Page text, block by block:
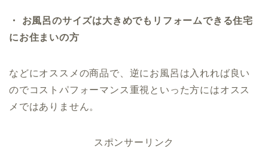
・ お風呂のサイズは大きめでもリフォームできる住宅
にお住まいの方
などにオススメの商品で、逆にお風呂は入れれば良い
のでコストパフォーマンス重視といった方にはオスス
メではありません。
スポンサーリンク